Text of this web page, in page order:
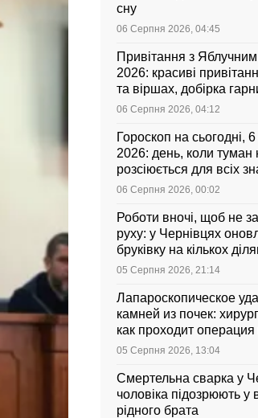
сну
06 Серпня 2026, 04:45
Привітання з
2026: красиві
та віршах, добірка
листівок українською
06 Серпня 2026, 04:12
Гороскоп на сьогодні,
2026: день, коли туман
розсіюється для всіх
06 Серпня 2026, 00:02
Роботи вночі, щоб не
руху: у Чернівцях
бруківку на кількох
05 Серпня 2026, 21:14
Лапароскопическое
камней из почек:
как проходит операция
она стоит
05 Серпня 2026, 13:04
Смертельна сварка у
чоловіка підозрюють у
рідного брата